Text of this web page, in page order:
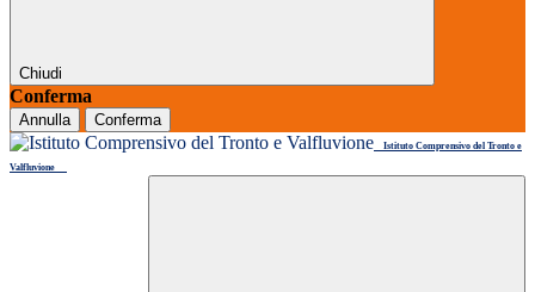
Chiudi
Conferma
Annulla Conferma
Istituto Comprensivo del Tronto e
Valfluvione